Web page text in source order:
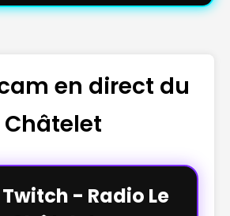
en direct du
Châtelet
Twitch - Radio Le